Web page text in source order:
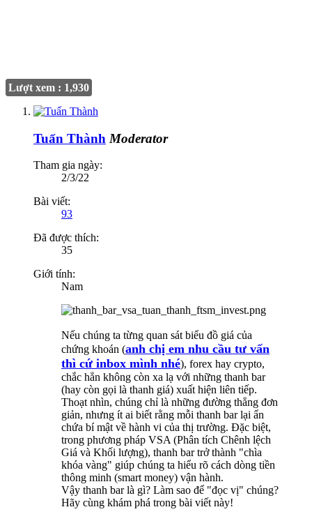
Lượt xem : 1,930
Tuấn Thành Moderator
Tham gia ngày:
2/3/22
Bài viết:
93
Đã được thích:
35
Giới tính:
Nam
Nếu chúng ta từng quan sát biểu đồ giá của
chứng khoán (anh chị em nhu cầu tư vấn
thì cứ inbox mình nhé), forex hay crypto,
chắc hẳn không còn xa lạ với những thanh bar
(hay còn gọi là thanh giá) xuất hiện liên tiếp.
Thoạt nhìn, chúng chỉ là những đường thẳng đơn
giản, nhưng ít ai biết rằng mỗi thanh bar lại ẩn
chứa bí mật về hành vi của thị trường. Đặc biệt,
trong phương pháp VSA (Phân tích Chênh lệch
Giá và Khối lượng), thanh bar trở thành "chìa
khóa vàng" giúp chúng ta hiểu rõ cách dòng tiền
thông minh (smart money) vận hành.
Vậy thanh bar là gì? Làm sao để "đọc vị" chúng?
Hãy cùng khám phá trong bài viết này!